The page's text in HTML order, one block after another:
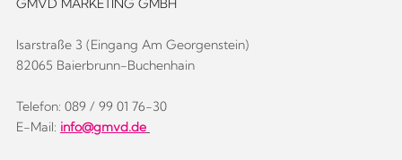
GMVD MARKETING GMBH
Isarstraße 3 (Eingang Am Georgenstein)
82065 Baierbrunn-Buchenhain
Telefon: 089 / 99 01 76-30
E-Mail: info@gmvd.de